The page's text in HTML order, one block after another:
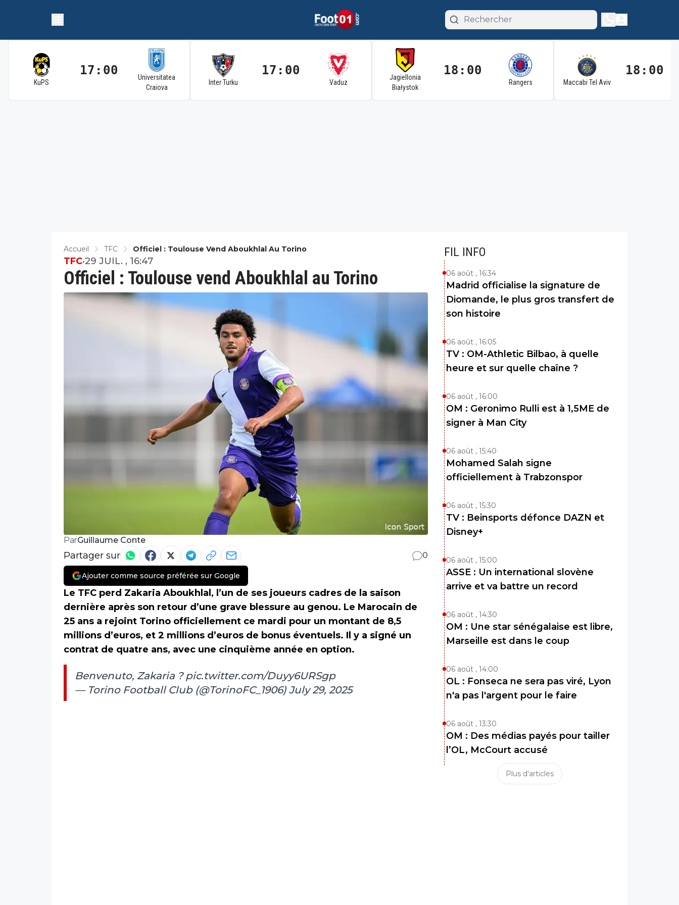
KuPS
17:00
Universitatea
Craiova
Inter Turku
17:00
Vaduz
Jagiellonia
Białystok
18:00
Rangers Maccabi Tel Aviv
18:00
Accueil TFC Officiel : Toulouse Vend Aboukhlal Au Torino
Officiel : Toulouse vend Aboukhlal au Torino
TFC•29 JUIL. , 16:47
ParGuillaume Conte
Partager sur 0
Ajouter comme source préférée sur Google
Le TFC perd Zakaria Aboukhlal, l’un de ses joueurs cadres de la saison
dernière après son retour d’une grave blessure au genou. Le Marocain de
25 ans a rejoint Torino officiellement ce mardi pour un montant de 8,5
millions d’euros, et 2 millions d’euros de bonus éventuels. Il y a signé un
contrat de quatre ans, avec une cinquième année en option.
Benvenuto, Zakaria ? pic.twitter.com/Duyy6URSgp
— Torino Football Club (@TorinoFC_1906) July 29, 2025
FIL INFO
06 août , 16:34
Madrid officialise la signature de
Diomande, le plus gros transfert de
son histoire
06 août , 16:05
TV : OM-Athletic Bilbao, à quelle
heure et sur quelle chaîne ?
06 août , 16:00
OM : Geronimo Rulli est à 1,5ME de
signer à Man City
06 août , 15:40
Mohamed Salah signe
officiellement à Trabzonspor
06 août , 15:30
TV : Beinsports défonce DAZN et
Disney+
06 août , 15:00
ASSE : Un international slovène
arrive et va battre un record
06 août , 14:30
OM : Une star sénégalaise est libre,
Marseille est dans le coup
06 août , 14:00
OL : Fonseca ne sera pas viré, Lyon
n'a pas l'argent pour le faire
06 août , 13:30
OM : Des médias payés pour tailler
l’OL, McCourt accusé
Plus d'articles